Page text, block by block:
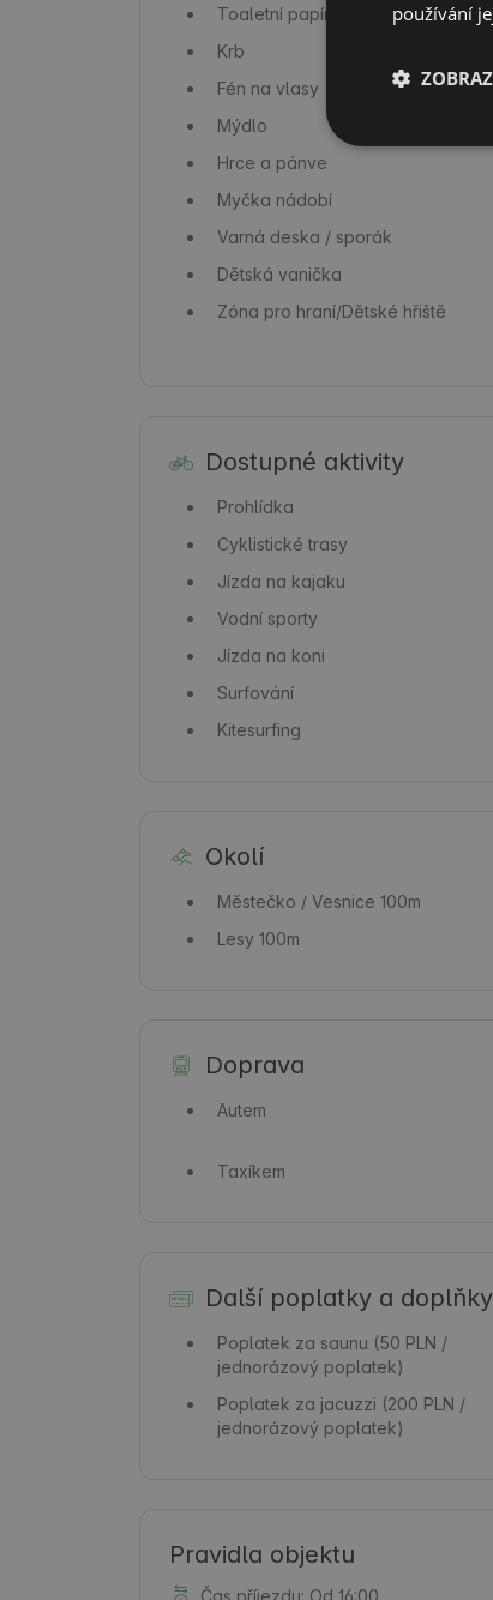
Toaletní papír
Krb
Fén na vlasy
Mýdlo
Hrce a pánve
Myčka nádobí
Varná deska / sporák
Dětská vanička
Zóna pro hraní/Dětské hřiště
Dostupné aktivity
Prohlídka
Cyklistické trasy
Jízda na kajaku
Vodní sporty
Jízda na koni
Surfování
Kitesurfing
Okolí
Městečko / Vesnice 100m
Lesy 100m
Doprava
Autem
Taxíkem
Další poplatky a doplňky
Poplatek za saunu (50 PLN /
jednorázový poplatek)
Poplatek za jacuzzi (200 PLN /
jednorázový poplatek)
Pravidla objektu
Čas příjezdu: Od 16:00
používání